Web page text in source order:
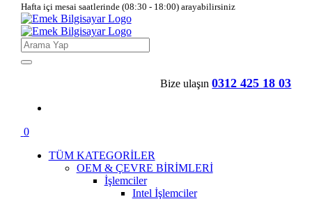
Hafta içi mesai saatlerinde (08:30 - 18:00) arayabilirsiniz
Bize ulaşın 0312 425 18 03
0
TÜM KATEGORİLER
OEM & ÇEVRE BİRİMLERİ
İşlemciler
Intel İşlemciler